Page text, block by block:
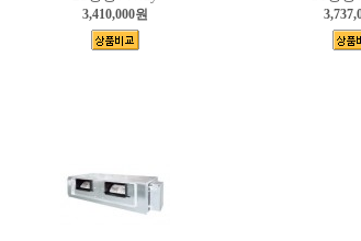
3,410,000원